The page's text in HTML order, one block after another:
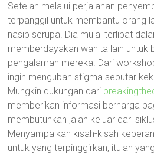
Setelah melalui perjalanan
terpanggil untuk membantu orang
nasib serupa. Dia mulai terlibat
memberdayakan wanita lain untuk
pengalaman mereka. Dari
ingin mengubah stigma seputar
Mungkin dukungan dari
memberikan informasi berharga
membutuhkan jalan keluar dari
Menyampaikan kisah-kisah
untuk yang terpinggirkan, itulah